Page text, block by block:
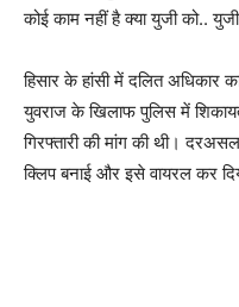
कोई काम नहीं है क्या युजी को..
हिसार के हांसी में दलित अधिकार
युवराज के खिलाफ पुलिस में
गिरफ्तारी की मांग की थी।
क्लिप बनाई और इसे वायरल कर